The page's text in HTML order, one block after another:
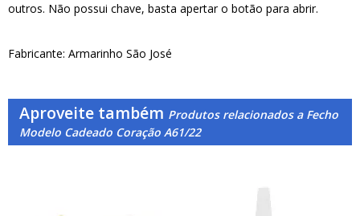
outros. Não possui chave, basta apertar o botão para abrir.
Fabricante: Armarinho São José
Aproveite também Produtos relacionados a Fecho
Modelo Cadeado Coração A61/22